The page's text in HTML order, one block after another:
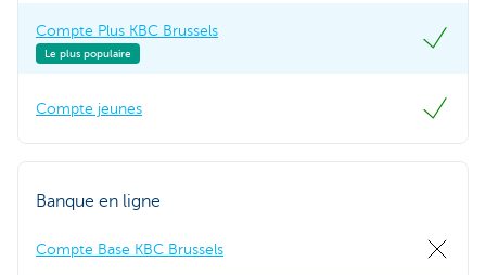
Compte Plus KBC Brussels
Le plus populaire
Compte jeunes
Banque en ligne
Compte Base KBC Brussels